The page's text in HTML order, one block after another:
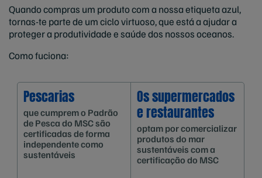
Quando compras um produto com a nossa etiqueta azul,
tornas-te parte de um ciclo virtuoso, que está a ajudar a
proteger a produtividade e saúde dos nossos oceanos.
Como fuciona:
Pescarias
que cumprem o Padrão
de Pesca do MSC são
certificadas de forma
independente como
sustentáveis
Os supermercados
e restaurantes
optam por comercializar
produtos do mar
sustentáveis com a
certificação do MSC